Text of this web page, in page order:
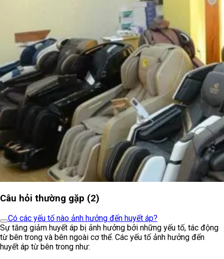
Câu hỏi thường gặp (2)
Có các yếu tố nào ảnh hưởng đến huyết áp?
Sự tăng giảm huyết áp bị ảnh hưởng bởi những yếu tố, tác động
từ bên trong và bên ngoài cơ thể. Các yếu tố ảnh hưởng đến
huyết áp từ bên trong như: